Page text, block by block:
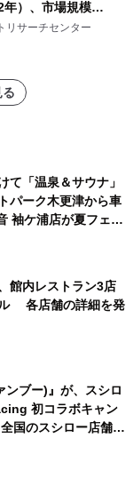
年）、市場規模
その他）・分析レポ
リサーチセンター
て「温泉＆サウナ」
パーク木更津から車
ケ浦店が夏フェア
館内レストラン3店
各店舗の詳細を発
ンブー)』が、スシロ
初コラボキャン
国のスシロー店舗で
ミニカー)付き
れます